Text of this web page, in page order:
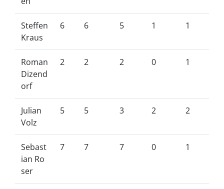
Steffen
Kraus
6 6 5 1 1
Roman
Dizend
orf
2 2 2 0 1
Julian
Volz
5 5 3 2 2
Sebast
ian Ro
ser
7 7 7 0 1